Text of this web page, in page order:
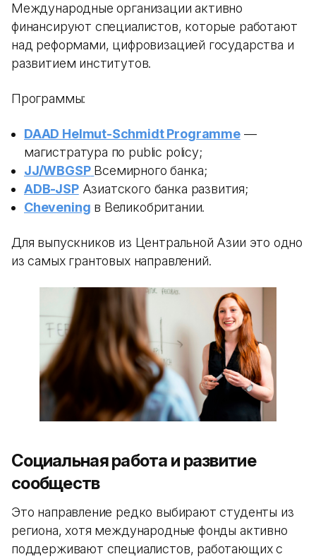
Международные организации активно
финансируют специалистов, которые работают
над реформами, цифровизацией государства и
развитием институтов.
Программы:
DAAD Helmut-Schmidt Programme—
магистратура по public policy;
JJ/WBGSP Всемирного банка;
ADB-JSPАзиатского банка развития;
Chevening в Великобритании.
Для выпускников из Центральной Азии это одно
из самых грантовых направлений.
Социальная работа и развитие
сообществ
Это направление редко выбирают студенты из
региона, хотя международные фонды активно
поддерживают специалистов, работающих с